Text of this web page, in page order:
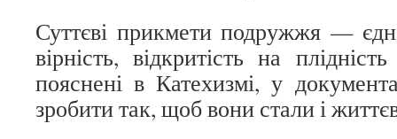
Суттєві прикмети подружжя —
вірність, відкритість на
пояснені в Катехизмі, у
зробити так, щоб вони стали і